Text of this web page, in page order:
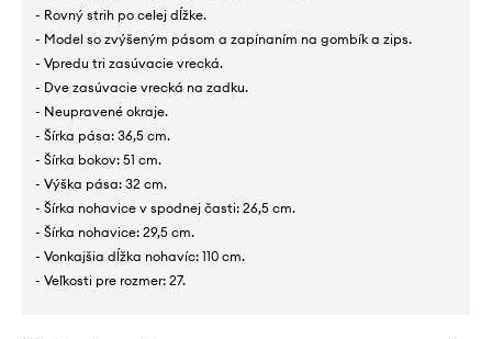
- Rovný strih po celej dĺžke.
- Model so zvýšeným pásom a zapínaním na gombík a zips.
- Vpredu tri zasúvacie vrecká.
- Dve zasúvacie vrecká na zadku.
- Neupravené okraje.
- Šírka pása: 36,5 cm.
- Šírka bokov: 51 cm.
- Výška pása: 32 cm.
- Šírka nohavice v spodnej časti: 26,5 cm.
- Šírka nohavice: 29,5 cm.
- Vonkajšia dĺžka nohavíc: 110 cm.
- Veľkosti pre rozmer: 27.